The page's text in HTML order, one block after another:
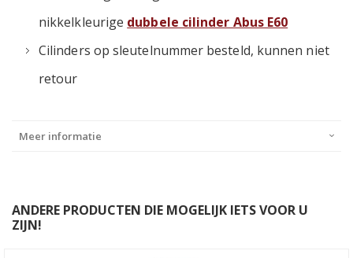
nikkelkleurige dubbele cilinder Abus E60
Cilinders op sleutelnummer besteld, kunnen niet
retour
Meer informatie
ANDERE PRODUCTEN DIE MOGELIJK IETS VOOR U
ZIJN!